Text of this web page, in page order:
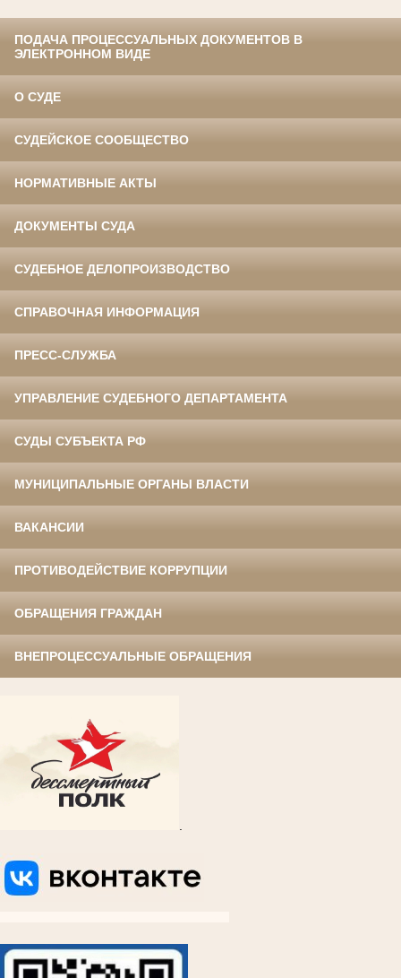
ПОДАЧА ПРОЦЕССУАЛЬНЫХ ДОКУМЕНТОВ В
ЭЛЕКТРОННОМ ВИДЕ
О СУДЕ
СУДЕЙСКОЕ СООБЩЕСТВО
НОРМАТИВНЫЕ АКТЫ
ДОКУМЕНТЫ СУДА
СУДЕБНОЕ ДЕЛОПРОИЗВОДСТВО
СПРАВОЧНАЯ ИНФОРМАЦИЯ
ПРЕСС-СЛУЖБА
УПРАВЛЕНИЕ СУДЕБНОГО ДЕПАРТАМЕНТА
СУДЫ СУБЪЕКТА РФ
МУНИЦИПАЛЬНЫЕ ОРГАНЫ ВЛАСТИ
ВАКАНСИИ
ПРОТИВОДЕЙСТВИЕ КОРРУПЦИИ
ОБРАЩЕНИЯ ГРАЖДАН
ВНЕПРОЦЕССУАЛЬНЫЕ ОБРАЩЕНИЯ
.